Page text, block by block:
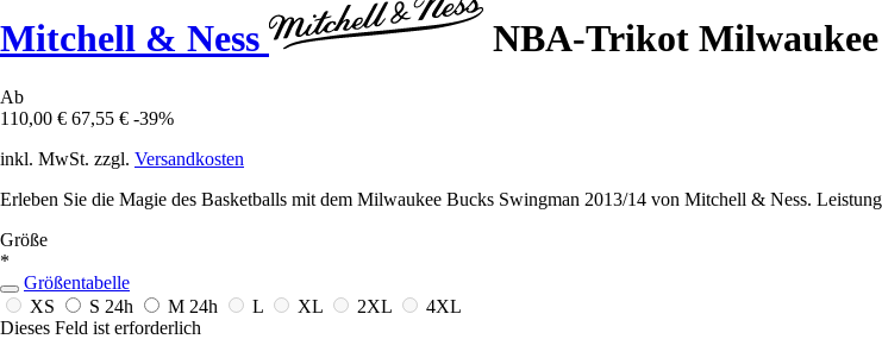
Mitchell & Ness NBA-Trikot Milwaukee
Ab
110,00 € 67,55 € -39%
inkl. MwSt. zzgl. Versandkosten
Erleben Sie die Magie des Basketballs mit dem Milwaukee Bucks Swingman 2013/14 von Mitchell & Ness.
Größe
*
Größentabelle
XS
S 24h M 24h L XL 2XL
4XL
Dieses Feld ist erforderlich